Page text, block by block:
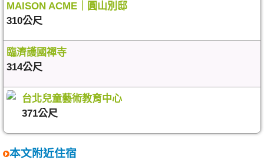
MAISON ACME｜圓山別邸
310公尺
臨濟護國禪寺
314公尺
台北兒童藝術教育中心
371公尺
本文附近住宿